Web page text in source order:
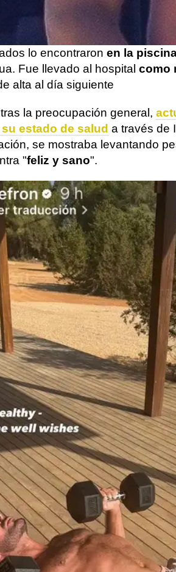
, de 36 años,
piscinadurante sus
del viernes 2 de agosto en
lo encontraron en la
Fue llevado al hospital como
alta al día siguiente​
la preocupación general,
estado de salud a través de
se mostraba levantando
"feliz y sano".